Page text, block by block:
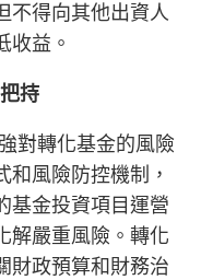
不得向其他出資人
收益。
持
對轉化基金的風險
和風險防控機制，
基金投資項目運營
解嚴重風險。轉化
財政預算和財務治